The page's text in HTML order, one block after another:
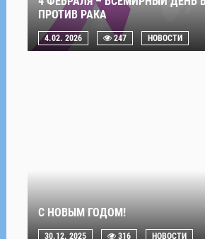
ПРОТИВ РАКА
4.02. 2026 247 НОВОСТИ
С НОВЫМ ГОДОМ!
30.12. 2025 316 НОВОСТИ